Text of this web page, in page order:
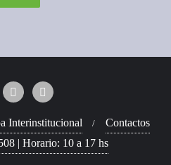
Interinstitucional
Contactos
| Horario: 10 a 17 hs